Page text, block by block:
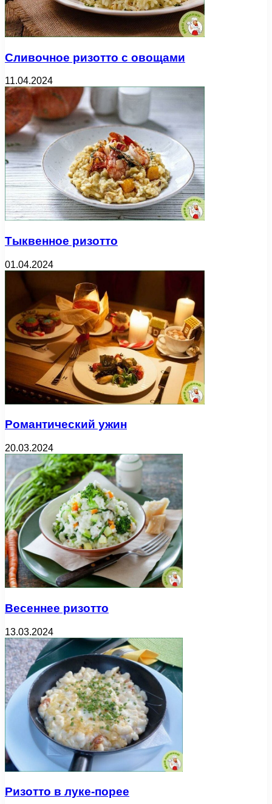
Сливочное ризотто с овощами
11.04.2024
Тыквенное ризотто
01.04.2024
Романтический ужин
20.03.2024
Весеннее ризотто
13.03.2024
Ризотто в луке-порее